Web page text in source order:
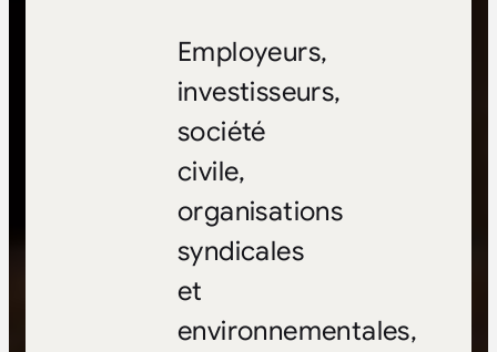
Employeurs,
investisseurs,
société
civile,
organisations
syndicales
et
environnementales,